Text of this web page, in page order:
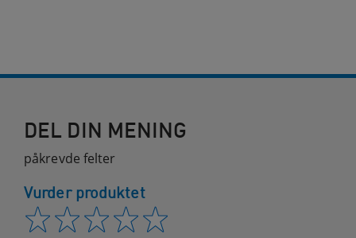
DEL DIN MENING
påkrevde felter
Vurder produktet